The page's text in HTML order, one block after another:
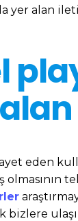
yer alan
eden
olmasının
bizlere